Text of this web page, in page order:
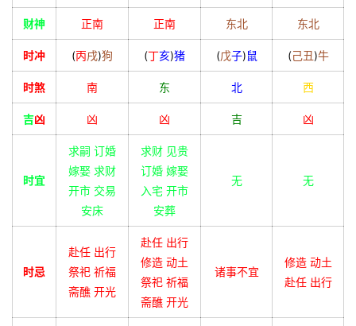
财神 正南 正南 东北 东北
时冲 (丙戌)狗 (丁亥)猪 (戊子)鼠 (己丑)牛
时煞 南 东 北 西
吉凶 凶 凶 吉 凶
时宜
求嗣 订婚
嫁娶 求财
开市 交易
安床
求财 见贵
订婚 嫁娶
入宅 开市
安葬
无 无
时忌
赴任 出行
祭祀 祈福
斋醮 开光
赴任 出行
修造 动土
祭祀 祈福
斋醮 开光
诸事不宜
修造 动土
赴任 出行